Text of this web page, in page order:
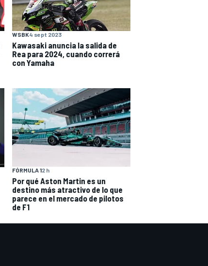
WSBK4 sept 2023
Kawasaki anuncia la salida de
Rea para 2024, cuando correrá
con Yamaha
FÓRMULA 12 h
Por qué Aston Martin es un
destino más atractivo de lo que
parece en el mercado de pilotos
de F1